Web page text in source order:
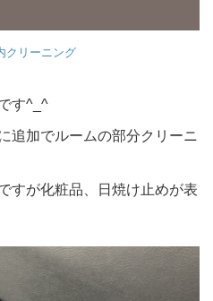
クリーニング
す^_^
追加でルームの部分クリーニ
すが化粧品、日焼け止めが表